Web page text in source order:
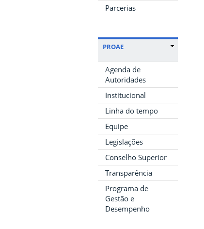
Parcerias
PROAE
Agenda de
Autoridades
Institucional
Linha do tempo
Equipe
Legislações
Conselho Superior
Transparência
Programa de
Gestão e
Desempenho